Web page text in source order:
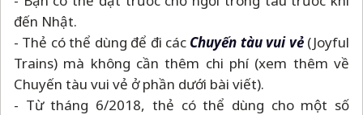
đến Nhật.
- Thẻ có thể dùng để đi các Chuyến tàu vui vẻ (Joyful
Trains) mà không cần thêm chi phí (xem thêm về
Chuyến tàu vui vẻ ở phần dưới bài viết).
- Từ tháng 6/2018, thẻ có thể dùng cho một số